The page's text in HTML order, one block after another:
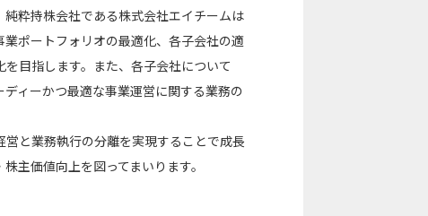
粋持株会社である株式会社エイチームは
ポートフォリオの最適化、各子会社の適
目指します。また、各子会社について
ィーかつ最適な事業運営に関する業務の
と業務執行の分離を実現することで成長
主価値向上を図ってまいります。